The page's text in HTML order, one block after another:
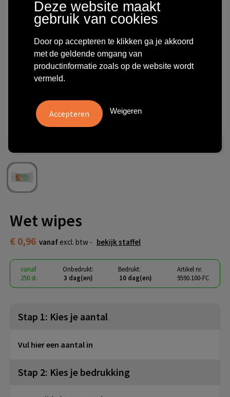
Technologie & gadgets
Overig
Wet wipes
€ 0,96 vanaf excl. btw - bekijk staffel
vanaf
250 st.
Onbedrukt:
3 dag(en)
Bedrukt:
10 dag(en)
Artikel nr.
9590.100-FC
Stap 1: Kies je aantal
Vul hier een aantal in
Stap 2: Kies je bedrukking
Deze website maakt
gebruik van cookies
Door op accepteren te klikken ga je akkoord
met de geldende omgang van
productinformatie zoals op de website wordt
vermeld.
Weigeren